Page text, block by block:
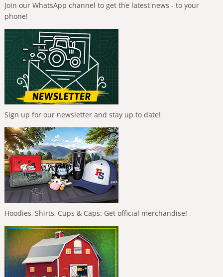
Join our WhatsApp channel to get the latest news - to your
phone!
Sign up for our newsletter and stay up to date!
Hoodies, Shirts, Cups & Caps: Get official merchandise!